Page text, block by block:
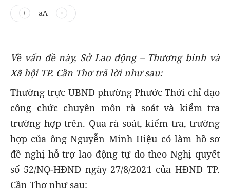
aA
Về vấn đề này, Sở Lao động – Thương binh và
Xã hội TP. Cần Thơ trả lời như sau:
Thường trực UBND phường Phước Thới chỉ đạo
công chức chuyên môn rà soát và kiểm tra
trường hợp trên. Qua rà soát, kiểm tra, trường
hợp của ông Nguyễn Minh Hiệu có làm hồ sơ
đề nghị hỗ trợ lao động tự do theo Nghị quyết
số 52/NQ-HĐND ngày 27/8/2021 của HĐND TP.
Cần Thơ như sau: